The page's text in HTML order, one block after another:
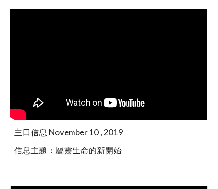
主日信息 November 10 , 2019
信息主題：屬靈生命的新開始